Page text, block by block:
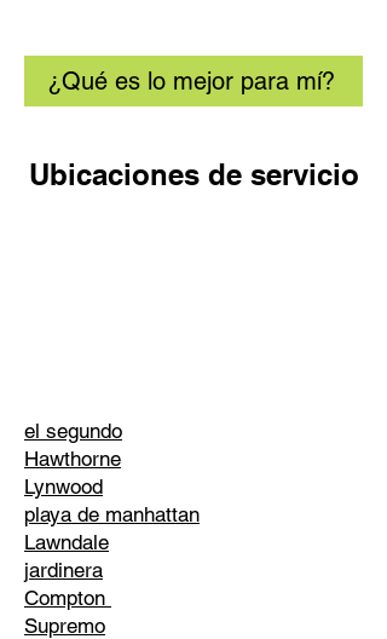
¿Qué es lo mejor para mí?
Ubicaciones de servicio
el segundo
Hawthorne
Lynwood
playa de manhattan
Lawndale
jardinera
Compton
Supremo